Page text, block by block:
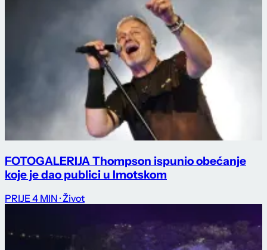
FOTOGALERIJA Thompson ispunio obećanje
koje je dao publici u Imotskom
PRIJE 4 MIN · Život